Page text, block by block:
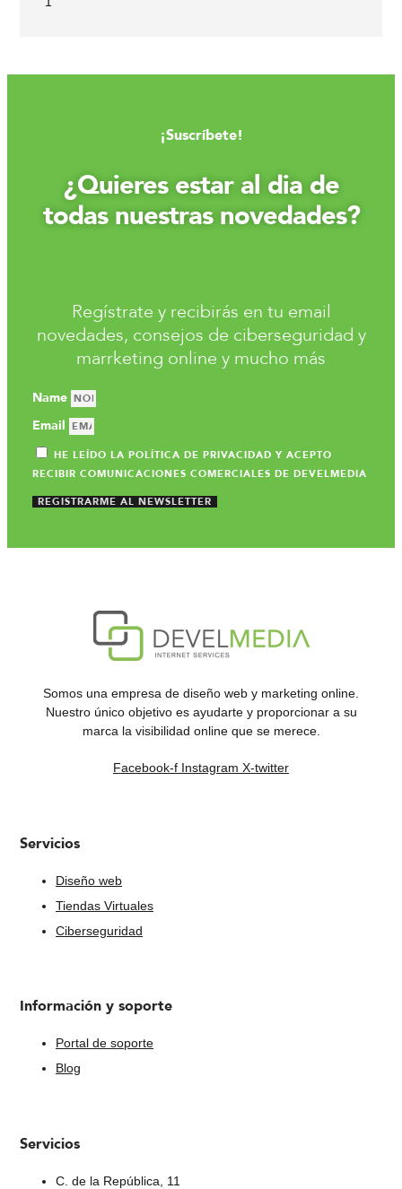
¡Suscríbete!
¿Quieres estar al dia de
todas nuestras novedades?
Regístrate y recibirás en tu email
novedades, consejos de ciberseguridad y
marrketing online y mucho más
Name
Email
HE LEÍDO LA POLÍTICA DE PRIVACIDAD Y ACEPTO
RECIBIR COMUNICACIONES COMERCIALES DE DEVELMEDIA
REGISTRARME AL NEWSLETTER
Somos una empresa de diseño web y marketing online.
Nuestro único objetivo es ayudarte y proporcionar a su
marca la visibilidad online que se merece.
Facebook-f Instagram X-twitter
Servicios
Diseño web
Tiendas Virtuales
Ciberseguridad
Información y soporte
Portal de soporte
Blog
Servicios
C. de la República, 11